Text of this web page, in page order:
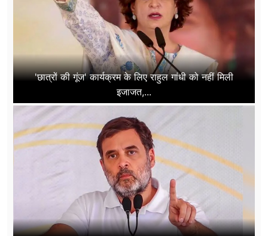
'छात्रों की गूंज' कार्यक्रम के लिए राहुल गांधी को नहीं मिली
इजाजत,...